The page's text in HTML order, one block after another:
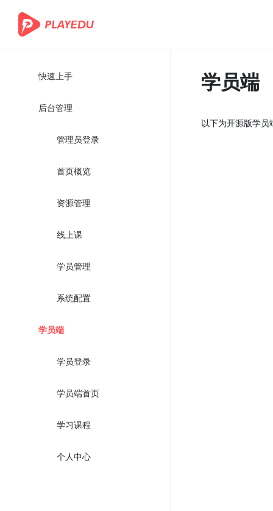
快速上手
后台管理
管理员登录
首页概览
资源管理
线上课
学员管理
系统配置
学员端
学员登录
学员端首页
学习课程
个人中心
学员端
以下为开源版学员